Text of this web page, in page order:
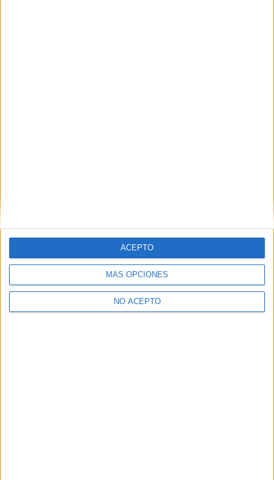
MÁS OPCIONES
NO ACEPTO
ACEPTO
Y como regalo de agradecimiento, por registrarte te daremos
gratis una copia de nuestro ebook con 100 consejos para tu
primer año de universidad